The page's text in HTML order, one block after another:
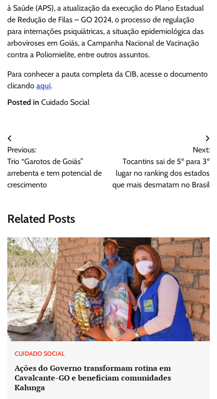
à Saúde (APS), a atualização da execução do Plano Estadual
de Redução de Filas – GO 2024, o processo de regulação
para internações psiquiátricas, a situação epidemiológica das
arboviroses em Goiás, a Campanha Nacional de Vacinação
contra a Poliomielite, entre outros assuntos.
Para conhecer a pauta completa da CIB, acesse o documento
clicando aqui.
Posted in Cuidado Social
Navegação
de
Post
Previous:
Trio “Garotos de Goiás”
arrebenta e tem potencial de
crescimento
Next:
Tocantins sai de 5º para 3º
lugar no ranking dos estados
que mais desmatam no Brasil
Related Posts
CUIDADO SOCIAL
Ações do Governo transformam rotina em
Cavalcante-GO e beneficiam comunidades
Kalunga